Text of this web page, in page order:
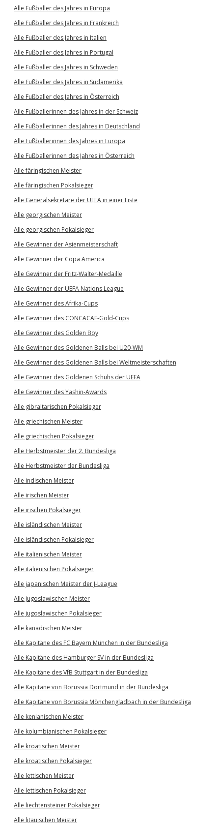
Alle Fußballer des Jahres in Europa
Alle Fußballer des Jahres in Frankreich
Alle Fußballer des Jahres in Italien
Alle Fußballer des Jahres in Portugal
Alle Fußballer des Jahres in Schweden
Alle Fußballer des Jahres in Südamerika
Alle Fußballer des Jahres in Österreich
Alle Fußballerinnen des Jahres in der Schweiz
Alle Fußballerinnen des Jahres in Deutschland
Alle Fußballerinnen des Jahres in Europa
Alle Fußballerinnen des Jahres in Österreich
Alle färingischen Meister
Alle färingischen Pokalsieger
Alle Generalsekretäre der UEFA in einer Liste
Alle georgischen Meister
Alle georgischen Pokalsieger
Alle Gewinner der Asienmeisterschaft
Alle Gewinner der Copa America
Alle Gewinner der Fritz-Walter-Medaille
Alle Gewinner der UEFA Nations League
Alle Gewinner des Afrika-Cups
Alle Gewinner des CONCACAF-Gold-Cups
Alle Gewinner des Golden Boy
Alle Gewinner des Goldenen Balls bei U20-WM
Alle Gewinner des Goldenen Balls bei Weltmeisterschaften
Alle Gewinner des Goldenen Schuhs der UEFA
Alle Gewinner des Yashin-Awards
Alle gibraltarischen Pokalsieger
Alle griechischen Meister
Alle griechischen Pokalsieger
Alle Herbstmeister der 2. Bundesliga
Alle Herbstmeister der Bundesliga
Alle indischen Meister
Alle irischen Meister
Alle irischen Pokalsieger
Alle isländischen Meister
Alle isländischen Pokalsieger
Alle italienischen Meister
Alle italienischen Pokalsieger
Alle japanischen Meister der J-League
Alle jugoslawischen Meister
Alle jugoslawischen Pokalsieger
Alle kanadischen Meister
Alle Kapitäne des FC Bayern München in der Bundesliga
Alle Kapitäne des Hamburger SV in der Bundesliga
Alle Kapitäne des VfB Stuttgart in der Bundesliga
Alle Kapitäne von Borussia Dortmund in der Bundesliga
Alle Kapitäne von Borussia Mönchengladbach in der Bundesliga
Alle kenianischen Meister
Alle kolumbianischen Pokalsieger
Alle kroatischen Meister
Alle kroatischen Pokalsieger
Alle lettischen Meister
Alle lettischen Pokalsieger
Alle liechtensteiner Pokalsieger
Alle litauischen Meister